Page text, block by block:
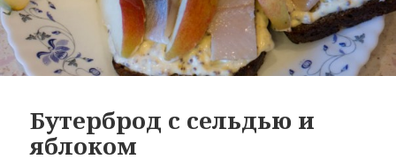
Бутерброд с сельдью и
яблоком